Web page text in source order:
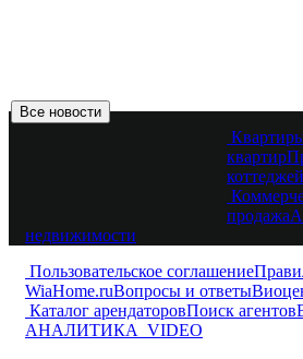
квартир
коттеджей
продажа
недвижимости
Пользовательское соглашение
WiaHome.ruВопросы и ответы
Каталог арендаторовПоиск агентов
АНАЛИТИКА VIDEO